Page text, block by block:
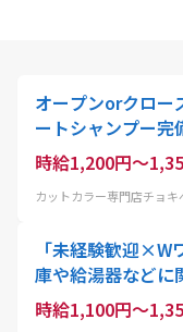
オープンorクロー
ートシャンプー完
の美容師さんにも
時給1,200円～
「未経験歓迎×W
庫や給湯器などに
時給1,100円～